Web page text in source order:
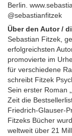
Berlin.
@sebastianfitzek
Über den Autor /
Sebastian Fitzek,
erfolgreichsten
promovierte im
für verschiedene
schreibt Fitzek
Sein erster Roman
Zeit die
Friedrich-Glauser-
Fitzeks Bücher
weltweit über 21